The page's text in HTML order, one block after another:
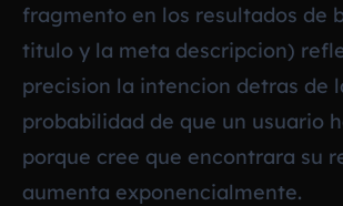
fragmento en los resultados de
titulo y la meta descripcion)
precision la intencion detras de
probabilidad de que un usuario
porque cree que encontrara su
aumenta exponencialmente.